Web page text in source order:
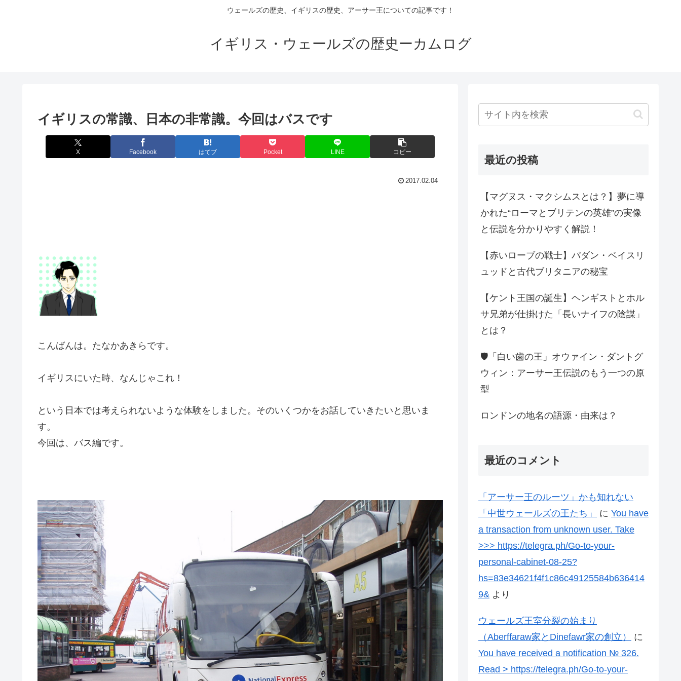
ウェールズの歴史、イギリスの歴史、アーサー王についての記事です！
イギリス・ウェールズの歴史ーカムログ
イギリスの常識、日本の非常識。今回はバスです
X Facebook はてブ Pocket LINE コピー
2017.02.04
こんばんは。たなかあきらです。
イギリスにいた時、なんじゃこれ！
という日本では考えられないような体験をしました。そのいくつかをお話していきたいと思いま
す。
今回は、バス編です。
最近の投稿
【マグヌス・マクシムスとは？】夢に導
かれた“ローマとブリテンの英雄”の実像
と伝説を分かりやすく解説！
【赤いローブの戦士】パダン・ベイスリ
ュッドと古代ブリタニアの秘宝
【ケント王国の誕生】ヘンギストとホル
サ兄弟が仕掛けた「長いナイフの陰謀」
とは？
🛡️「白い歯の王」オウァイン・ダントグ
ウィン：アーサー王伝説のもう一つの原
型
ロンドンの地名の語源・由来は？
最近のコメント
「アーサー王のルーツ」かも知れない
「中世ウェールズの王たち」
に You have
a transaction from unknown user. Take
>>> https://telegra.ph/Go-to-your-
personal-cabinet-08-25?
hs=83e34621f4f1c86c49125584b636414
9& より
ウェールズ王室分裂の始まり
（Aberffaraw家とDinefawr家の創立）
に
You have received a notification № 326.
Read > https://telegra.ph/Go-to-your-